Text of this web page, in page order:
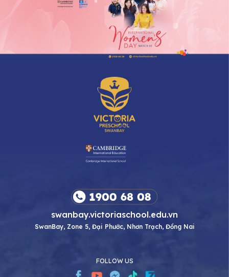
swanbay.victoriaschool.edu.vn
SwanBay, Zone 5, Đại Phước, Nhơn Trạch, Đồng Nai
FOLLOW US